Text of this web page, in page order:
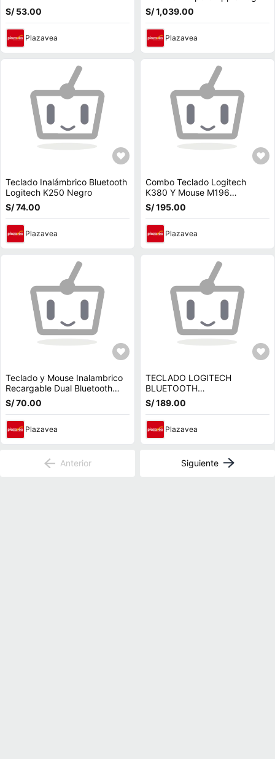
BLUETOOTH 3.0 NEGRO
S/ 53.00
Plazavea
Pro X con Conectividad
Bluetooth
S/ 1,039.00
Plazavea
Teclado Inalámbrico Bluetooth
Logitech K250 Negro
S/ 74.00
Plazavea
Combo Teclado Logitech
K380 Y Mouse M196
Bluetooth Bt Rosado
S/ 195.00
Plazavea
Teclado y Mouse Inalambrico
Recargable Dual Bluetooth
2.4g SEISA DN-H038 Negro
S/ 70.00
Plazavea
TECLADO LOGITECH
BLUETOOTH
MULTIDISPOSITIVO PEBBLE
KEYS 2 K380S BLANCO
S/ 189.00
Plazavea
Anterior Siguiente